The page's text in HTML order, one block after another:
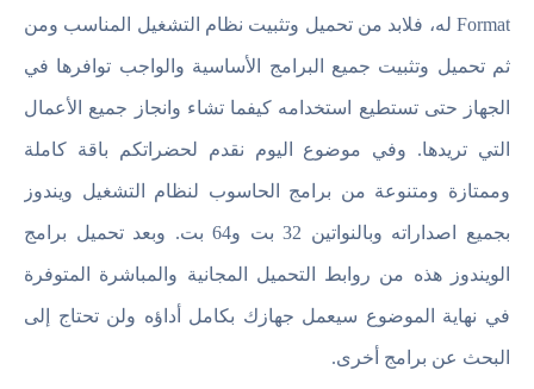
Format له، فلابد من تحميل وتثبيت نظام التشغيل المناسب ومن
ثم تحميل وتثبيت جميع البرامج الأساسية والواجب توافرها في
الجهاز حتى تستطيع استخدامه كيفما تشاء وانجاز جميع الأعمال
التي تريدها. وفي موضوع اليوم نقدم لحضراتكم باقة كاملة
وممتازة ومتنوعة من برامج الحاسوب لنظام التشغيل ويندوز
بجميع اصداراته وبالنواتين 32 بت و64 بت. وبعد تحميل برامج
الويندوز هذه من روابط التحميل المجانية والمباشرة المتوفرة
في نهاية الموضوع سيعمل جهازك بكامل أداؤه ولن تحتاج إلى
البحث عن برامج أخرى.